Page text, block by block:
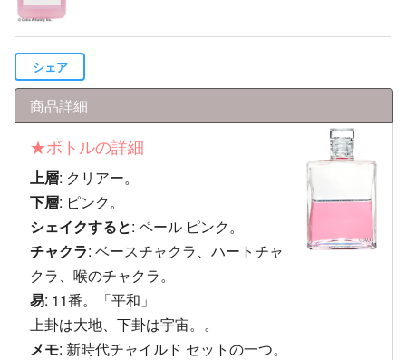
シェア
商品詳細
★ボトルの詳細
上層: クリアー。
下層: ピンク。
シェイクすると: ペール ピンク。
チャクラ: ベースチャクラ、ハートチャ
クラ、喉のチャクラ。
易: 11番。「平和」
上卦は大地、下卦は宇宙。。
メモ: 新時代チャイルド セットの一つ。